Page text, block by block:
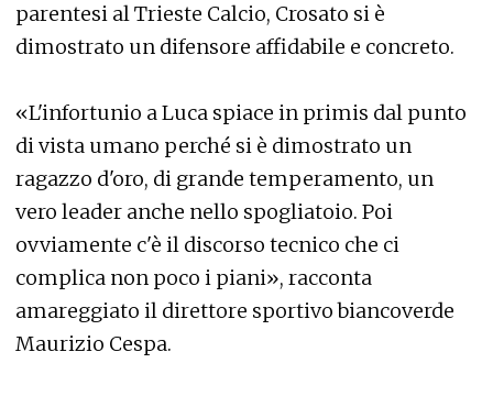
parentesi al Trieste Calcio, Crosato si è
dimostrato un difensore affidabile e concreto.
«L'infortunio a Luca spiace in primis dal punto
di vista umano perché si è dimostrato un
ragazzo d'oro, di grande temperamento, un
vero leader anche nello spogliatoio. Poi
ovviamente c'è il discorso tecnico che ci
complica non poco i piani», racconta
amareggiato il direttore sportivo biancoverde
Maurizio Cespa.